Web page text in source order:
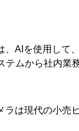
、AIを使用して
テムから社内業
ラは現代の小売